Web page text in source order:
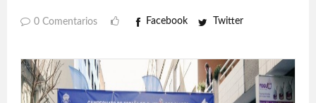
0 Comentarios Facebook Twitter